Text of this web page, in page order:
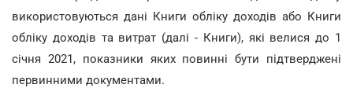
використовуються дані Книги обліку доходів або Книги
обліку доходів та витрат (далі - Книги), які велися до 1
січня 2021, показники яких повинні бути підтверджені
первинними документами.